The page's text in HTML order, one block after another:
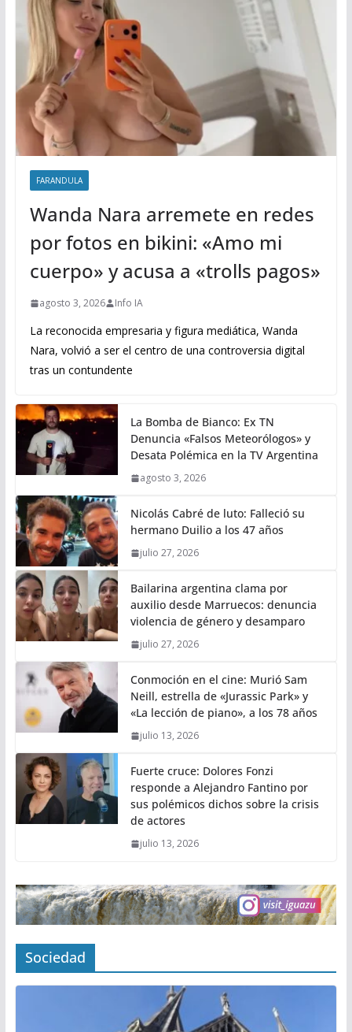
FARANDULA
Wanda Nara arremete en redes
por fotos en bikini: «Amo mi
cuerpo» y acusa a «trolls pagos»
agosto 3, 2026 Info IA
La reconocida empresaria y figura mediática, Wanda
Nara, volvió a ser el centro de una controversia digital
tras un contundente
La Bomba de Bianco: Ex TN
Denuncia «Falsos Meteorólogos» y
Desata Polémica en la TV Argentina
agosto 3, 2026
Nicolás Cabré de luto: Falleció su
hermano Duilio a los 47 años
julio 27, 2026
Bailarina argentina clama por
auxilio desde Marruecos: denuncia
violencia de género y desamparo
julio 27, 2026
Conmoción en el cine: Murió Sam
Neill, estrella de «Jurassic Park» y
«La lección de piano», a los 78 años
julio 13, 2026
Fuerte cruce: Dolores Fonzi
responde a Alejandro Fantino por
sus polémicos dichos sobre la crisis
de actores
julio 13, 2026
Sociedad